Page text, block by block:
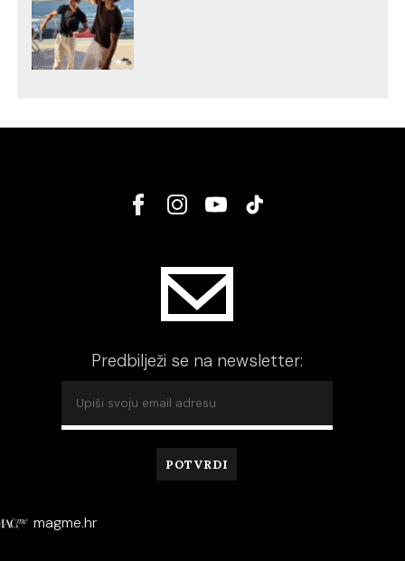
Predbilježi se na newsletter:
magme.hr